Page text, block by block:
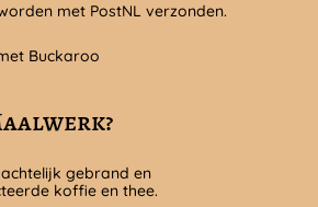
met PostNL verzonden.
gebrand en
koffie en thee.